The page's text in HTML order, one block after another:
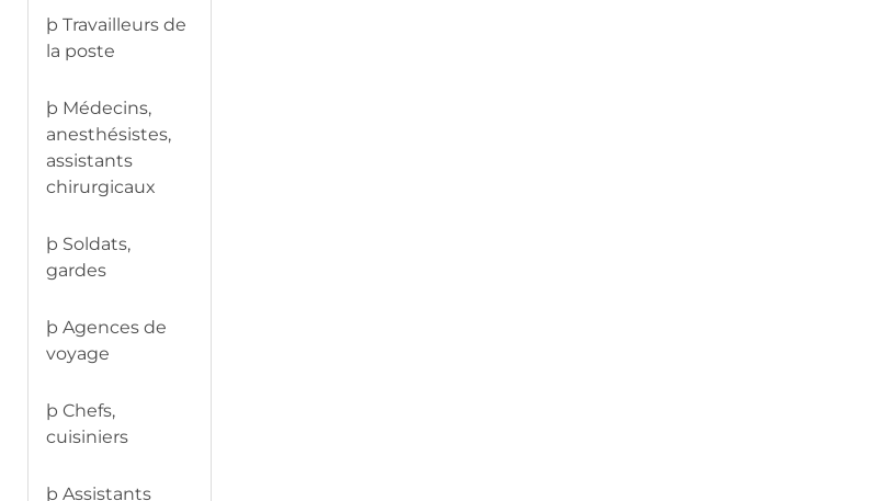
þ Travailleurs de
la poste
þ Médecins,
anesthésistes,
assistants
chirurgicaux
þ Soldats,
gardes
þ Agences de
voyage
þ Chefs,
cuisiniers
þ Assistants